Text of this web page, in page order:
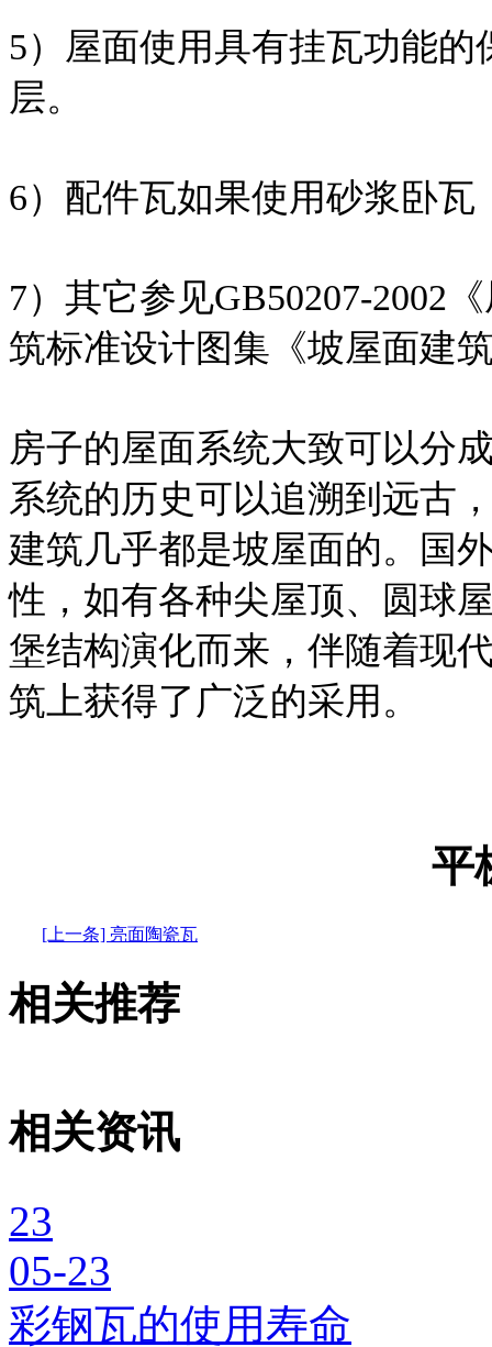
5）屋面使用具有挂瓦功能
层。
6）配件瓦如果使用砂浆卧
7）其它参见GB50207-2002
筑标准设计图集《坡屋面建
房子的屋面系统大致可以分
系统的历史可以追溯到远古
建筑几乎都是坡屋面的。国
性，如有各种尖屋顶、圆球
堡结构演化而来，伴随着现
筑上获得了广泛的采用。
平
[上一条] 亮面陶瓷瓦
相关推荐
相关资讯
23
05-23
彩钢瓦的使用寿命